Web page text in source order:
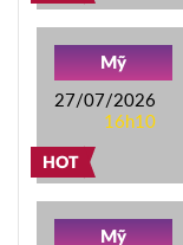
HOT
Mỹ
27/07/2026
16h10
Mỹ